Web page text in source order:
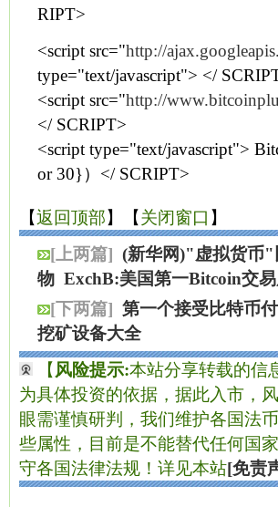
RIPT>
<script src="http://
type="text/javascript"> </
<script src="http://
</ SCRIPT>
<script type="text/javascript">
or 30}）</ SCRIPT>
【返回顶部】【关闭窗口 】
[上两篇] (新华网)"虚拟货币"
物 ExchB:美国第一Bitcoin交
[下两篇] 第一个接受比特币
挖矿设备大全
【 风险提示:本站分享转载的信
为具体投资的依据，据此入市，
眼需谨慎研判，我们维护各国法
些属性，目前是不能替代任何国
守各国法律法规！详见本站[免责